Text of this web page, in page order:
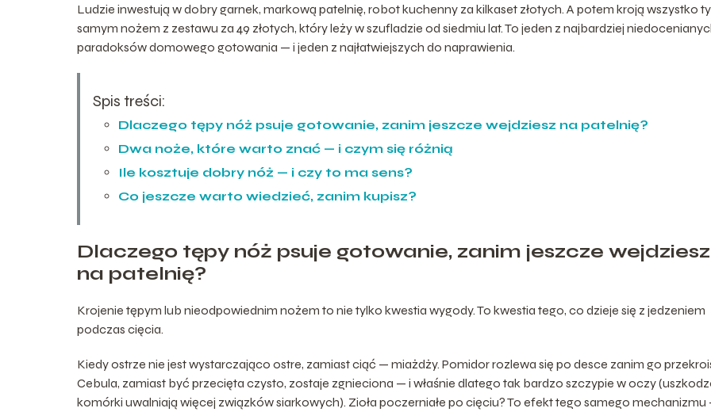
Ludzie inwestują w dobry garnek, markową patelnię, robot kuchenny za kilkaset złotych. A potem kroją wszystko
samym nożem z zestawu za 49 złotych, który leży w szufladzie od siedmiu lat. To jeden z najbardziej
paradoksów domowego gotowania — i jeden z najłatwiejszych do naprawienia.
Spis treści:
Dlaczego tępy nóż psuje gotowanie, zanim jeszcze wejdziesz na patelnię?
Dwa noże, które warto znać — i czym się różnią
Ile kosztuje dobry nóż — i czy to ma sens?
Co jeszcze warto wiedzieć, zanim kupisz?
Dlaczego tępy nóż psuje gotowanie, zanim jeszcze wejdziesz
na patelnię?
Krojenie tępym lub nieodpowiednim nożem to nie tylko kwestia wygody. To kwestia tego, co dzieje się z jedzeniem
podczas cięcia.
Kiedy ostrze nie jest wystarczająco ostre, zamiast ciąć — miażdży. Pomidor rozlewa się po desce zanim go
Cebula, zamiast być przecięta czysto, zostaje zgnieciona — i właśnie dlatego tak bardzo szczypie w oczy
komórki uwalniają więcej związków siarkowych). Zioła poczerniałe po cięciu? To efekt tego samego mechanizmu